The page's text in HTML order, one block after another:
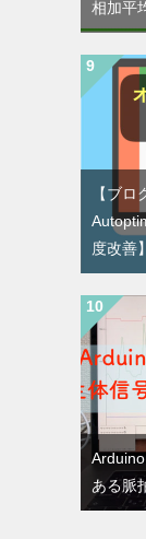
相加平
【ブ
度改善】
ある脈